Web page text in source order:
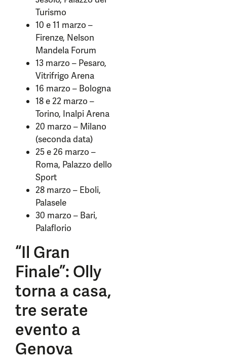
Turismo
10 e 11 marzo –
Firenze, Nelson
Mandela Forum
13 marzo – Pesaro,
Vitrifrigo Arena
16 marzo – Bologna
18 e 22 marzo –
Torino, Inalpi Arena
20 marzo – Milano
(seconda data)
25 e 26 marzo –
Roma, Palazzo dello
Sport
28 marzo – Eboli,
Palasele
30 marzo – Bari,
Palaflorio
“Il Gran
Finale”: Olly
torna a casa,
tre serate
evento a
Genova